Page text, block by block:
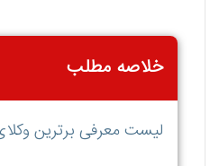
خلاصه مطلب
لیست معرفی برترین